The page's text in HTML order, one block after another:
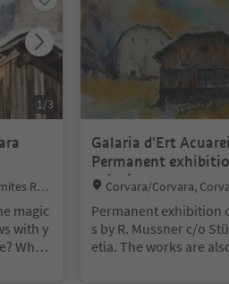
1 /3
Regi
magic
with y
Why n
Galaria d'Ert
Permanent
paintings
Location:
Corvara/Corvara,
Permanent exhibition
s by R. Mussner c/o
etia. The works are